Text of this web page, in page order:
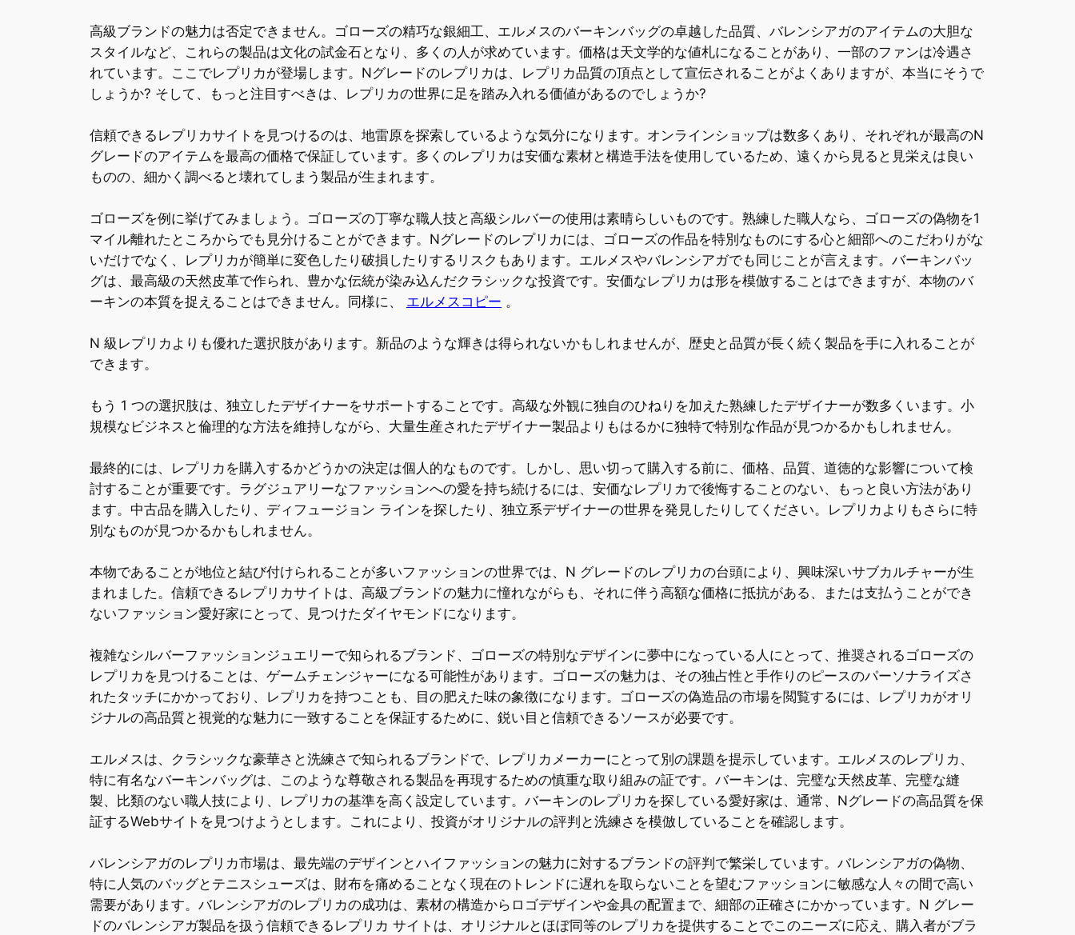
高級ブランドの魅力は否定できません。ゴローズの精巧な銀細工、エルメスのバーキンバッグの卓越した品質、バレンシアガのアイテムの大胆な
スタイルなど、これらの製品は文化の試金石となり、多くの人が求めています。価格は天文学的な値札になることがあり、一部のファンは冷遇さ
れています。ここでレプリカが登場します。Nグレードのレプリカは、レプリカ品質の頂点として宣伝されることがよくありますが、本当にそうで
しょうか? そして、もっと注目すべきは、レプリカの世界に足を踏み入れる価値があるのでしょうか?
信頼できるレプリカサイトを見つけるのは、地雷原を探索しているような気分になります。オンラインショップは数多くあり、それぞれが最高のN
グレードのアイテムを最高の価格で保証しています。多くのレプリカは安価な素材と構造手法を使用しているため、遠くから見ると見栄えは良い
ものの、細かく調べると壊れてしまう製品が生まれます。
ゴローズを例に挙げてみましょう。ゴローズの丁寧な職人技と高級シルバーの使用は素晴らしいものです。熟練した職人なら、ゴローズの偽物を1
マイル離れたところからでも見分けることができます。Nグレードのレプリカには、ゴローズの作品を特別なものにする心と細部へのこだわりがな
いだけでなく、レプリカが簡単に変色したり破損したりするリスクもあります。エルメスやバレンシアガでも同じことが言えます。バーキンバッ
グは、最高級の天然皮革で作られ、豊かな伝統が染み込んだクラシックな投資です。安価なレプリカは形を模倣することはできますが、本物のバ
ーキンの本質を捉えることはできません。同様に、 エルメスコピー 。
N 級レプリカよりも優れた選択肢があります。新品のような輝きは得られないかもしれませんが、歴史と品質が長く続く製品を手に入れることが
できます。
もう 1 つの選択肢は、独立したデザイナーをサポートすることです。高級な外観に独自のひねりを加えた熟練したデザイナーが数多くいます。小
規模なビジネスと倫理的な方法を維持しながら、大量生産されたデザイナー製品よりもはるかに独特で特別な作品が見つかるかもしれません。
最終的には、レプリカを購入するかどうかの決定は個人的なものです。しかし、思い切って購入する前に、価格、品質、道徳的な影響について検
討することが重要です。ラグジュアリーなファッションへの愛を持ち続けるには、安価なレプリカで後悔することのない、もっと良い方法があり
ます。中古品を購入したり、ディフュージョン ラインを探したり、独立系デザイナーの世界を発見したりしてください。レプリカよりもさらに特
別なものが見つかるかもしれません。
本物であることが地位と結び付けられることが多いファッションの世界では、N グレードのレプリカの台頭により、興味深いサブカルチャーが生
まれました。信頼できるレプリカサイトは、高級ブランドの魅力に憧れながらも、それに伴う高額な価格に抵抗がある、または支払うことができ
ないファッション愛好家にとって、見つけたダイヤモンドになります。
複雑なシルバーファッションジュエリーで知られるブランド、ゴローズの特別なデザインに夢中になっている人にとって、推奨されるゴローズの
レプリカを見つけることは、ゲームチェンジャーになる可能性があります。ゴローズの魅力は、その独占性と手作りのピースのパーソナライズさ
れたタッチにかかっており、レプリカを持つことも、目の肥えた味の象徴になります。ゴローズの偽造品の市場を閲覧するには、レプリカがオリ
ジナルの高品質と視覚的な魅力に一致することを保証するために、鋭い目と信頼できるソースが必要です。
エルメスは、クラシックな豪華さと洗練さで知られるブランドで、レプリカメーカーにとって別の課題を提示しています。エルメスのレプリカ、
特に有名なバーキンバッグは、このような尊敬される製品を再現するための慎重な取り組みの証です。バーキンは、完璧な天然皮革、完璧な縫
製、比類のない職人技により、レプリカの基準を高く設定しています。バーキンのレプリカを探している愛好家は、通常、Nグレードの高品質を保
証するWebサイトを見つけようとします。これにより、投資がオリジナルの評判と洗練さを模倣していることを確認します。
バレンシアガのレプリカ市場は、最先端のデザインとハイファッションの魅力に対するブランドの評判で繁栄しています。バレンシアガの偽物、
特に人気のバッグとテニスシューズは、財布を痛めることなく現在のトレンドに遅れを取らないことを望むファッションに敏感な人々の間で高い
需要があります。バレンシアガのレプリカの成功は、素材の構造からロゴデザインや金具の配置まで、細部の正確さにかかっています。N グレー
ドのバレンシアガ製品を扱う信頼できるレプリカ サイトは、オリジナルとほぼ同等のレプリカを提供することでこのニーズに応え、購入者がブラ